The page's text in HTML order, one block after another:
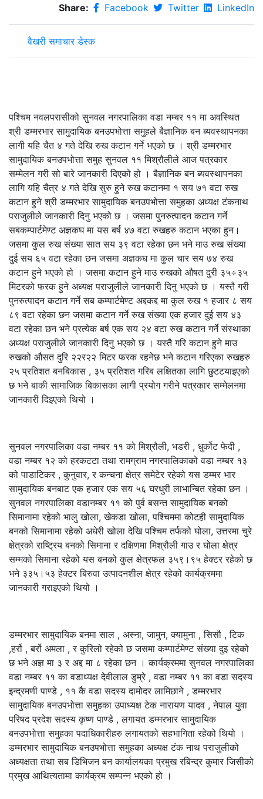
Share: Facebook Twitter LinkedIn
वैखरी समाचार डेस्क
पश्चिम नवलपरासीको सुनवल नगरपालिका वडा नम्बर ११ मा अवस्थित
श्री डम्मरभार सामुदायिक बनउपभोत्ता समुहले बैज्ञानिक बन ब्यवस्थापनका
लागी यहि चैत ४ गते देखि रुख कटान गर्ने भएको छ । श्री डम्मरभार
सामुदायिक बनउपभोत्ता समुह सुनवल ११ मिश्रौलीले आज पत्रकार
सम्मेलन गरी सो बारे जानकारी दिएको हो । बैज्ञानिक बन ब्यवस्थापनका
लागि यहि चैत्र ४ गते देखि सुरु हुने रुख कटानमा १ सय ७१ वटा रुख
कटान हुने श्री डम्मरभार सामुदायिक बनउपभोत्ता समुहका अध्यक्ष टंकनाथ
पराजुलीले जानकारी दिनु भएको छ । जसमा पुनरुत्पादन कटान गर्ने
सबकम्पार्टमेण्ट अज्ञकघ मा यस बर्ष ४७ वटा रुखहरु कटान भएका हुन।
जसमा कुल रुख संख्या सात सय ३९ वटा रहेका छन भने माउ रुख संख्या
दुई सय ६५ वटा रहेका छन जसमा अज्ञकघ मा कुल चार सय ७४ रुख
कटान हुने भएको हो । जसमा कटान हुने माउ रुखको औषत दुरी ३५÷३५
मिटरको फरक हुने अध्यक्ष पराजुलीले जानकारी दिनु भएको छ । यस्तै गरी
पुनरुत्पादन कटान गर्ने सब कम्पार्टमेण्ट अद्दकद्द मा कुल रुख १ हजार ८ सय
८९ वटा रहेका छन जसमा कटान गर्ने रुख संख्या एक हजार दुई सय ४३
वटा रहेका छन भने प्रत्येक बर्ष एक सय २४ वटा रुख कटान गर्ने संस्थाका
अध्यक्ष पराजुलीले जानकारी दिनु भएको छ । यस्तै गरि कटान हुने माउ
रुखको औसत दुरि २२र२२ मिटर फरक रहनेछ भने कटान गरिएका रुखहरु
२५ प्रतिशत बनबिकास , ३५ प्रतिशत गरिब लक्षितका लागि छुटटयाइएको
छ भने बाकी सामाजिक बिकासका लागी प्रयोग गरीने पत्रकार सम्मेलनमा
जानकारी दिइएको थियो ।
सुनवल नगरपालिका वडा नम्बर ११ को मिश्रौली, भडरी , धुर्कोट फेदी ,
वडा नम्बर १२ को हरकटटा तथा रामग्राम नगरपालिकाको वडा नम्बर १३
को पाडाटिकर , कुनुवार, र कन्चना क्षेत्र समेटेर रहेको यस डम्मर भार
सामुदायिक बनबाट एक हजार एक सय ५६ घरधुरी लाभान्बित रहेका छन ।
सुनवल नगरपालिका वडानम्बर ११ को पुर्व बसन्त सामुदायिक बनको
सिमानामा रहेको भालु खोला, खेकडा खोला, पश्चिममा कोटही सामुदायिक
बनको सिमानामा रहेको अधेरी खोला देखि पश्चिम तर्फको घोला, उत्तरमा चुरे
क्षेत्रको राष्ट्रिय बनको सिमाना र दक्षिणमा मिश्रौली गाउ र घोला क्षेत्र
सम्मको सिमाना रहेको यस बनको कुल क्षेत्रफल ३५९।९५ हेक्टर रहेको छ
भने ३३५।५३ हेक्टर बिरुवा उत्पादनशील क्षेत्र रहेको कार्यक्रममा
जानकारी गराइएको थियो ।
डम्मरभार सामुदायिक बनमा साल , अस्ना, जामुन, क्यामुना , सिसौ , टिक
,हर्रो , बर्रो अमला , र कुरिलो रहेको छ जसमा कम्पार्टमेण्ट संख्या दुइ रहेको
छ भने अज्ञ मा ३ र अद्द मा ८ रहेका छन । कार्यक्रममा सुनवल नगरपालिका
वडा नम्बर ११ का वडाध्यक्ष देवीलाल डुम्रे , वडा नम्बर ११ का वडा सदस्य
इन्द्रमणी पाण्डे , ११ कै वडा सदस्य दामोदर लामिछाने , डम्मरभार
सामुदायिक बनउपभोत्ता समुहका उपाध्यक्ष टेक नारायण यादव , नेपाल युवा
परिषद प्रदेश सदस्य कृष्ण पाण्डे , लगायत डम्मरभार सामुदायिक
बनउपभोत्ता समुहका पदाधिकारीहरु लगायतको सहभागिता रहेको थियो ।
डम्मरभार सामुदायिक बनउपभोत्ता समुहका अध्यक्ष टंक नाथ पराजुलीको
अध्यक्षता तथा सब डिभिजन बन कार्यालयका प्रमुख रबिन्द्र कुमार जिसीको
प्रमुख आथित्यतामा कार्यक्रम सम्पन्न भएको हो ।